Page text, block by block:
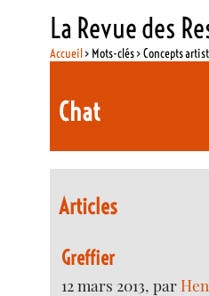
La Revue des
Accueil> Mots-clés > Concepts
Chat
Articles
Greffier
12 mars 2013, par